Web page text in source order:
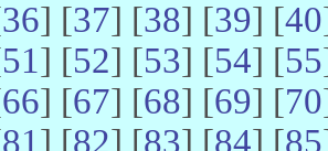
36] [37] [38] [39] [40
51] [52] [53] [54] [55
66] [67] [68] [69] [70
81] [82] [83] [84] [85